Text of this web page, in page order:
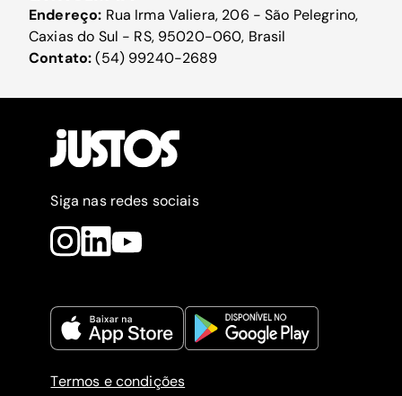
Endereço: Rua Irma Valiera, 206 - São Pelegrino,
Caxias do Sul - RS, 95020-060, Brasil
Contato:(54) 99240-2689
Siga nas redes sociais
Termos e condições